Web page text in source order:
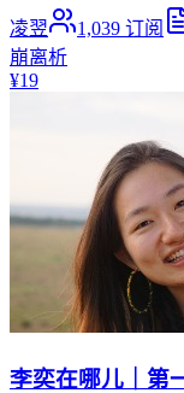
凌翌 1,039 订阅
崩离析
¥19
李奕在哪儿｜第